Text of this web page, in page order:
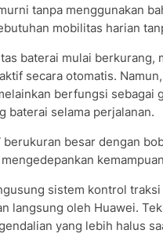
tanpa menggunakan
mobilitas harian
baterai mulai
aktif secara otomatis.
berfungsi sebagai
baterai selama perjalanan.
berukuran besar dengan
sistem kontrol
langsung oleh Huawei.
yang lebih halus